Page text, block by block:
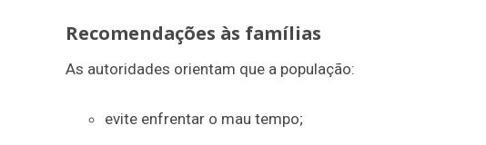
Recomendações às famílias
As autoridades orientam que a população:
evite enfrentar o mau tempo;